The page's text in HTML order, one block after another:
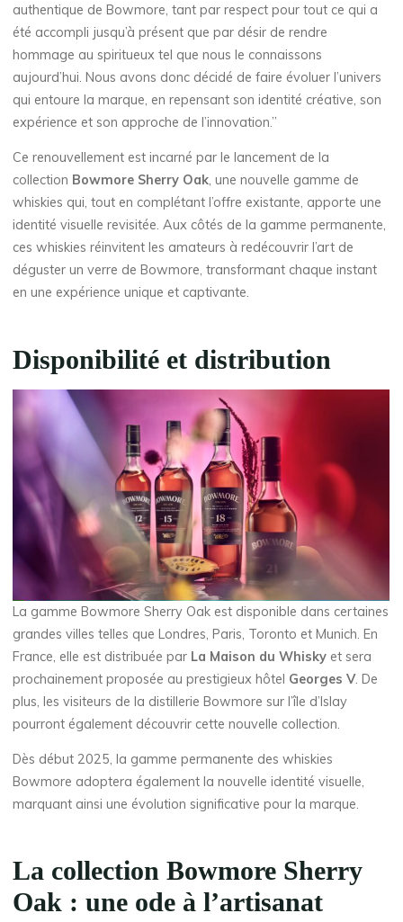
authentique de Bowmore, tant par respect pour tout ce qui a
été accompli jusqu’à présent que par désir de rendre
hommage au spiritueux tel que nous le connaissons
aujourd’hui. Nous avons donc décidé de faire évoluer l’univers
qui entoure la marque, en repensant son identité créative, son
expérience et son approche de l’innovation.”
Ce renouvellement est incarné par le lancement de la
collection Bowmore Sherry Oak, une nouvelle gamme de
whiskies qui, tout en complétant l’offre existante, apporte une
identité visuelle revisitée. Aux côtés de la gamme permanente,
ces whiskies réinvitent les amateurs à redécouvrir l’art de
déguster un verre de Bowmore, transformant chaque instant
en une expérience unique et captivante.
Disponibilité et distribution
La gamme Bowmore Sherry Oak est disponible dans certaines
grandes villes telles que Londres, Paris, Toronto et Munich. En
France, elle est distribuée par La Maison du Whisky et sera
prochainement proposée au prestigieux hôtel Georges V. De
plus, les visiteurs de la distillerie Bowmore sur l’île d’Islay
pourront également découvrir cette nouvelle collection.
Dès début 2025, la gamme permanente des whiskies
Bowmore adoptera également la nouvelle identité visuelle,
marquant ainsi une évolution significative pour la marque.
La collection Bowmore Sherry
Oak : une ode à l’artisanat